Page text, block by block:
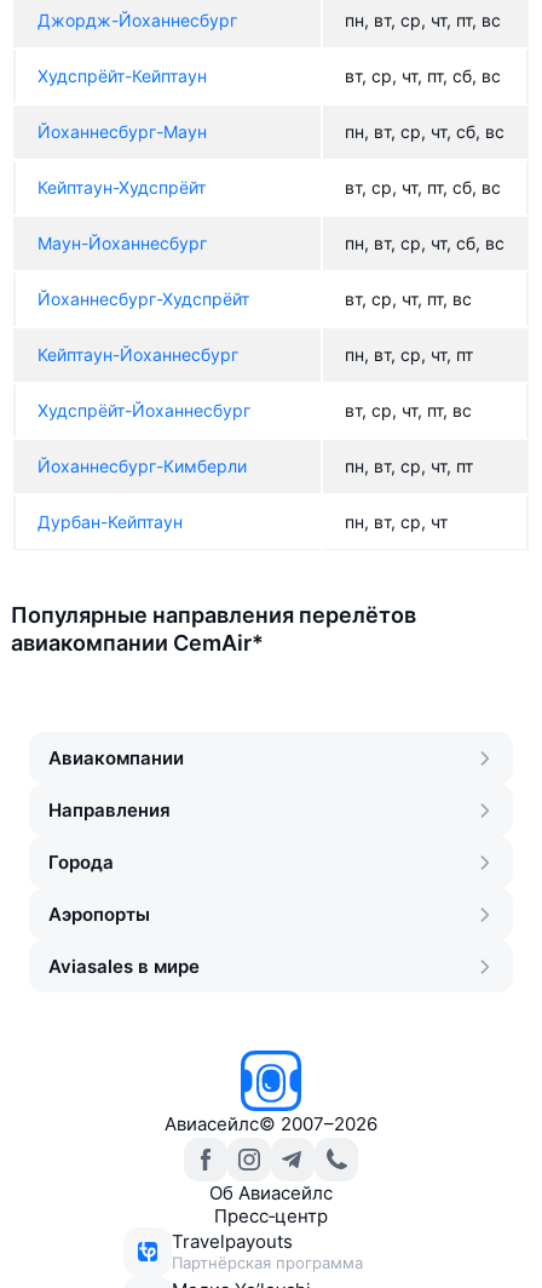
Джордж-Йоханнесбург пн, вт, ср, чт, пт, вс
Худспрёйт-Кейптаун вт, ср, чт, пт, сб, вс
Йоханнесбург-Маун пн, вт, ср, чт, сб, вс
Кейптаун-Худспрёйт вт, ср, чт, пт, сб, вс
Маун-Йоханнесбург пн, вт, ср, чт, сб, вс
Йоханнесбург-Худспрёйт вт, ср, чт, пт, вс
Кейптаун-Йоханнесбург пн, вт, ср, чт, пт
Худспрёйт-Йоханнесбург вт, ср, чт, пт, вс
Йоханнесбург-Кимберли пн, вт, ср, чт, пт
Дурбан-Кейптаун пн, вт, ср, чт
Популярные направления перелётов
авиакомпании CemAir*
Авиакомпании
Направления
Города
Аэропорты
Aviasales в мире
Авиасейлс© 2007–2026
Об Авиасейлс
Пресс‑центр
Travelpayouts
Партнёрская программа